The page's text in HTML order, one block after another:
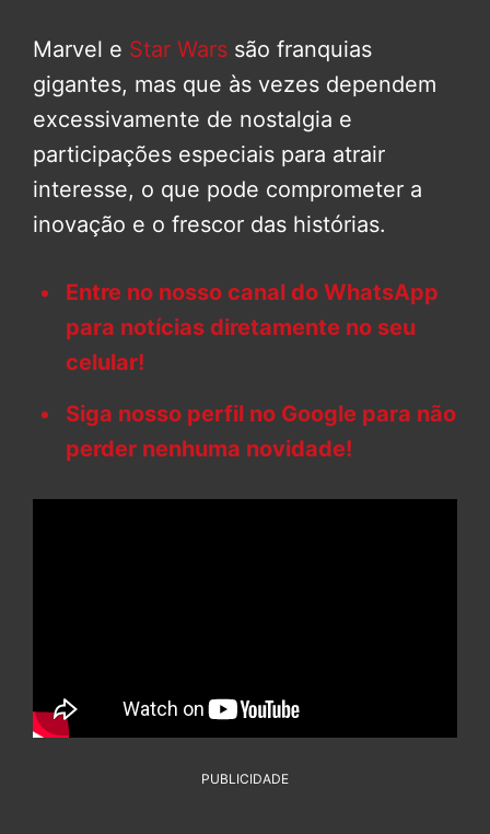
Marvel e Star Wars são franquias
gigantes, mas que às vezes dependem
excessivamente de nostalgia e
participações especiais para atrair
interesse, o que pode comprometer a
inovação e o frescor das histórias.
Entre no nosso canal do WhatsApp
para notícias diretamente no seu
celular!
Siga nosso perfil no Google para não
perder nenhuma novidade!
PUBLICIDADE